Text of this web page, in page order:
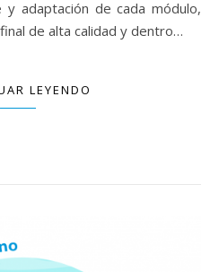
adaptación de cada módulo,
de alta calidad y dentro…
LEYENDO